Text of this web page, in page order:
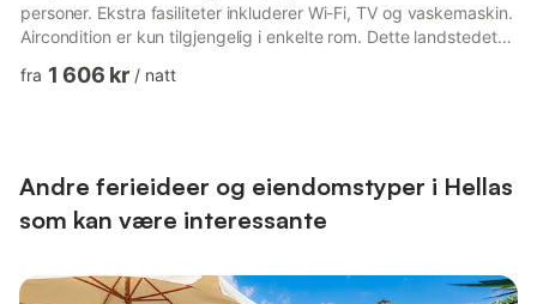
personer. Ekstra fasiliteter inkluderer Wi-Fi, TV og vaskemaskin.
Aircondition er kun tilgjengelig i enkelte rom. Dette landstedet
balkonger. Bassenget er stengt fra 10. november til slutten av
fra 1 606 kr / natt
Andre ferieideer og eiendomstyper i Hellas
som kan være interessante